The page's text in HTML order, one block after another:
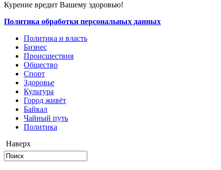
Курение вредит Вашему здоровью!
Политика обработки персональных данных
Политика и власть
Бизнес
Происшествия
Общество
Cпорт
Здоровье
Культура
Город живёт
Байкал
Чайный путь
Политика
Наверх